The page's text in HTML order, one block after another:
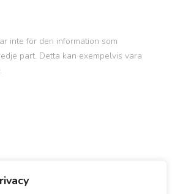
inte för den information som
part. Detta kan exempelvis vara